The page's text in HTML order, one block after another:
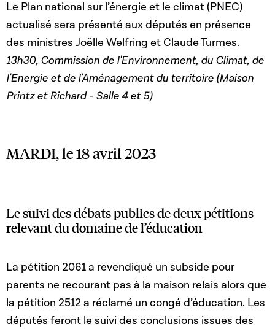
Le Plan national sur l’énergie et le climat (PNEC)
actualisé sera présenté aux députés en présence
des ministres Joëlle Welfring et Claude Turmes.
13h30, Commission de l'Environnement, du Climat, de
l'Energie et de l'Aménagement du territoire (Maison
Printz et Richard - Salle 4 et 5)
MARDI, le 18 avril 2023
Le suivi des débats publics de deux pétitions
relevant du domaine de l’éducation
La pétition 2061 a revendiqué un subside pour
parents ne recourant pas à la maison relais alors que
la pétition 2512 a réclamé un congé d’éducation. Les
députés feront le suivi des conclusions issues des